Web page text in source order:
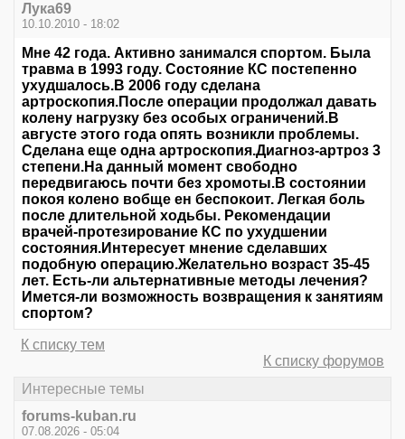
Лука69
10.10.2010 - 18:02
Мне 42 года. Активно занимался спортом. Была
травма в 1993 году. Состояние КС постепенно
ухудшалось.В 2006 году сделана
артроскопия.После операции продолжал давать
колену нагрузку без особых ограничений.В
августе этого года опять возникли проблемы.
Сделана еще одна артроскопия.Диагноз-артроз 3
степени.На данный момент свободно
передвигаюсь почти без хромоты.В состоянии
покоя колено вобще ен беспокоит. Легкая боль
после длительной ходьбы. Рекомендации
врачей-протезирование КС по ухудшении
состояния.Интересует мнение сделавших
подобную операцию.Желательно возраст 35-45
лет. Есть-ли альтернативные методы лечения?
Имется-ли возможность возвращения к занятиям
спортом?
К списку тем
К списку форумов
Интересные темы
forums-kuban.ru
07.08.2026 - 05:04